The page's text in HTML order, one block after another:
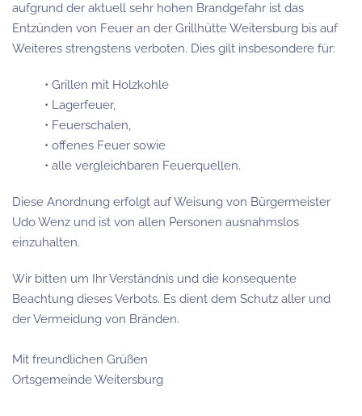
aufgrund der aktuell sehr hohen Brandgefahr ist das
Entzünden von Feuer an der Grillhütte Weitersburg bis auf
Weiteres strengstens verboten. Dies gilt insbesondere für:
• Grillen mit Holzkohle
• Lagerfeuer,
• Feuerschalen,
• offenes Feuer sowie
• alle vergleichbaren Feuerquellen.
Diese Anordnung erfolgt auf Weisung von Bürgermeister
Udo Wenz und ist von allen Personen ausnahmslos
einzuhalten.
Wir bitten um Ihr Verständnis und die konsequente
Beachtung dieses Verbots. Es dient dem Schutz aller und
der Vermeidung von Bränden.
Mit freundlichen Grüßen
Ortsgemeinde Weitersburg